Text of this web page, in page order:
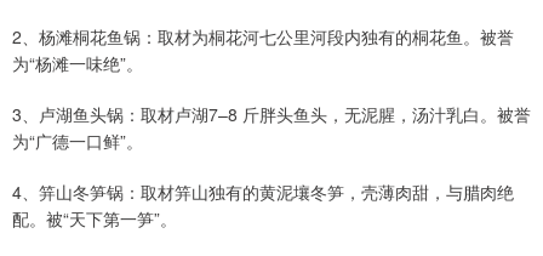
2、杨滩桐花鱼锅：取材为桐花河七公里河段内独有的桐花鱼。被誉
为“杨滩一味绝”。
3、卢湖鱼头锅：取材卢湖7–8 斤胖头鱼头，无泥腥，汤汁乳白。被誉
为“广德一口鲜”。
4、笄山冬笋锅：取材笄山独有的黄泥壤冬笋，壳薄肉甜，与腊肉绝
配。被“天下第一笋”。